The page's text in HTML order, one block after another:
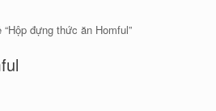
đựng thức ăn Homful”